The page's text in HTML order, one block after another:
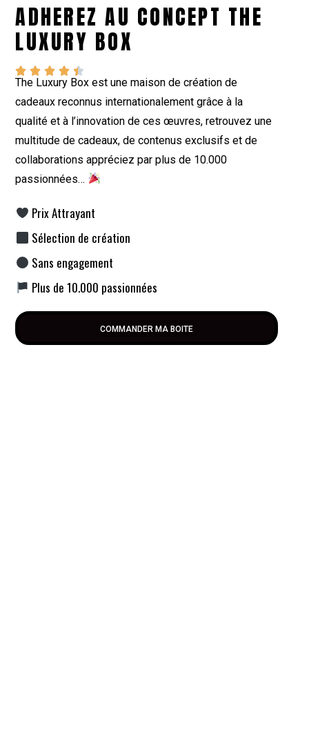
ADHEREZ AU CONCEPT THE
LUXURY BOX
    
The Luxury Box est une maison de création de
cadeaux reconnus internationalement grâce à la
qualité et à l’innovation de ces œuvres, retrouvez une
multitude de cadeaux, de contenus exclusifs et de
collaborations appréciez par plus de 10.000
passionnées…
Prix Attrayant
Sélection de création
Sans engagement
Plus de 10.000 passionnées
COMMANDER MA BOITE